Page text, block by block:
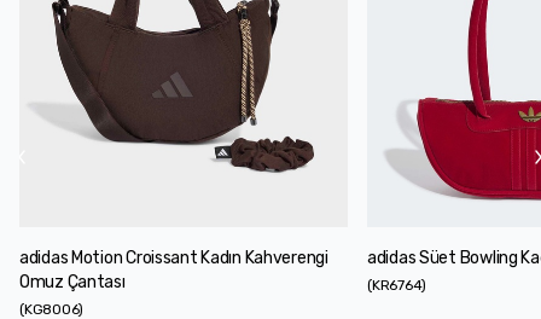
adidas Motion Croissant Kadın Kahverengi
Omuz Çantası
(KG8006)
adidas Süet Bowling
(KR6764)